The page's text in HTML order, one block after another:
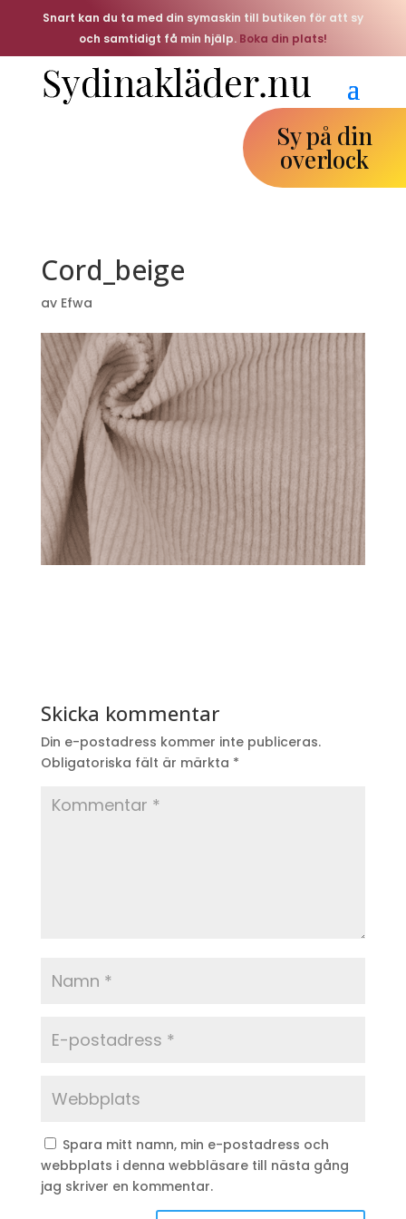
Snart kan du ta med din symaskin till butiken för att sy
och samtidigt få min hjälp. Boka din plats!
Sy på din
overlock
Cord_beige
av Efwa
Skicka kommentar
Din e-postadress kommer inte publiceras.
Obligatoriska fält är märkta *
Spara mitt namn, min e-postadress och
webbplats i denna webbläsare till nästa gång
jag skriver en kommentar.